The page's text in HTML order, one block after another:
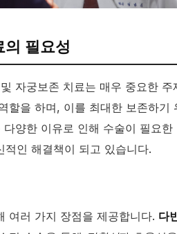
의 필요성
및 자궁보존 치료는 매우 중요한 주
할을 하며, 이를 최대한 보존하기
양한 이유로 인해 수술이 필요한
인 해결책이 되고 있습니다.
여러 가지 장점을 제공합니다. 다